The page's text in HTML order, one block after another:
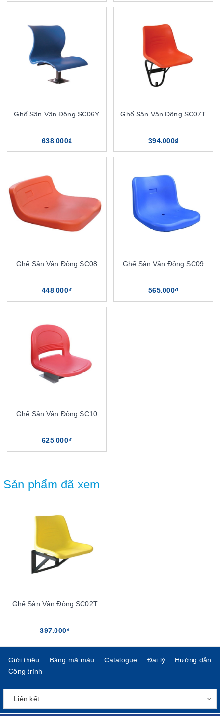
Ghế Sân Vận Động SC06Y
638.000₫
Ghế Sân Vận Động SC07T
394.000₫
Ghế Sân Vận Động SC08
448.000₫
Ghế Sân Vận Động SC09
565.000₫
Ghế Sân Vận Động SC10
625.000₫
Sản phẩm đã xem
Ghế Sân Vận Động SC02T
397.000₫
Giới thiệu Bảng mã màu Catalogue Đại lý
Hướng dẫn
Công trình